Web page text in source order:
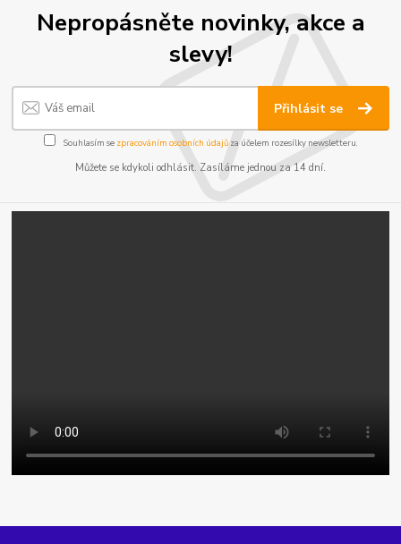
Nepropásněte novinky, akce a
slevy!
Přihlásit se
Souhlasím se zpracováním osobních údajůza účelem rozesílky newsletteru.
Můžete se kdykoli odhlásit. Zasíláme jednou za 14 dní.